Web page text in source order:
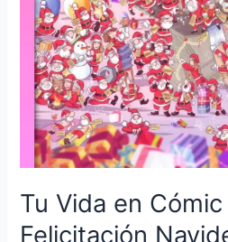
Tu Vida en
Felicitación
empresa
para
«MAN
Energy
Solutions
España»
Ilustración
Regalo